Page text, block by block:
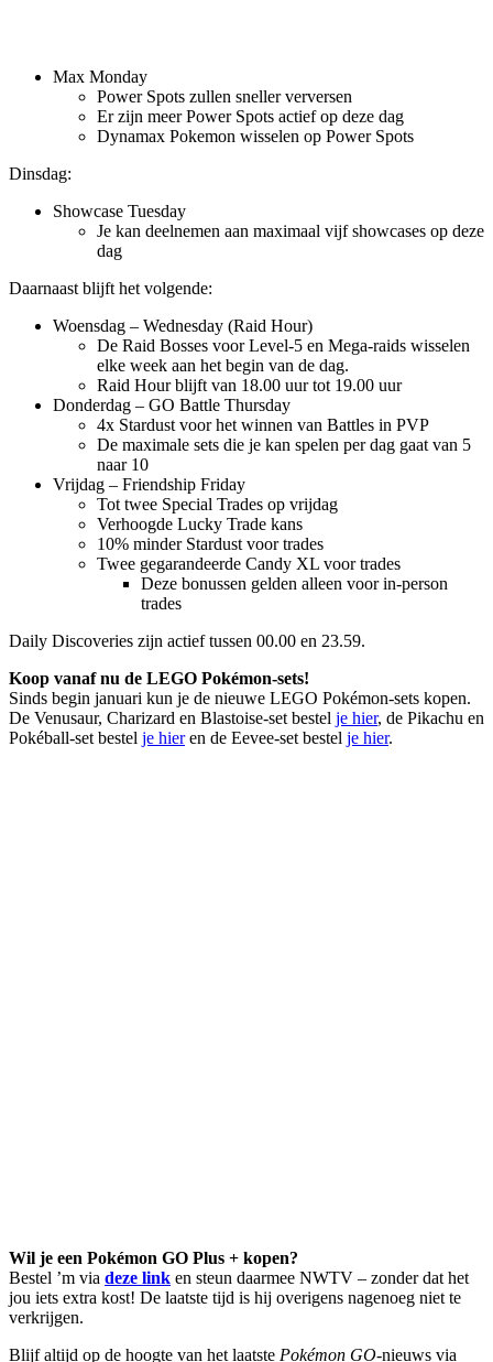
Max Monday
Power Spots zullen sneller verversen
Er zijn meer Power Spots actief op deze dag
Dynamax Pokemon wisselen op Power Spots
Dinsdag:
Showcase Tuesday
Je kan deelnemen aan maximaal vijf showcases op deze
dag
Daarnaast blijft het volgende:
Woensdag – Wednesday (Raid Hour)
De Raid Bosses voor Level-5 en Mega-raids wisselen
elke week aan het begin van de dag.
Raid Hour blijft van 18.00 uur tot 19.00 uur
Donderdag – GO Battle Thursday
4x Stardust voor het winnen van Battles in PVP
De maximale sets die je kan spelen per dag gaat van 5
naar 10
Vrijdag – Friendship Friday
Tot twee Special Trades op vrijdag
Verhoogde Lucky Trade kans
10% minder Stardust voor trades
Twee gegarandeerde Candy XL voor trades
Deze bonussen gelden alleen voor in-person
trades
Daily Discoveries zijn actief tussen 00.00 en 23.59.
Koop vanaf nu de LEGO Pokémon-sets!
Sinds begin januari kun je de nieuwe LEGO Pokémon-sets kopen.
De Venusaur, Charizard en Blastoise-set bestel je hier, de Pikachu en
Pokéball-set bestel je hieren de Eevee-set bestel je hier.
Wil je een Pokémon GO Plus + kopen?
Bestel ’m via deze link en steun daarmee NWTV – zonder dat het
jou iets extra kost! De laatste tijd is hij overigens nagenoeg niet te
verkrijgen.
Blijf altijd op de hoogte van het laatste Pokémon GO-nieuws via